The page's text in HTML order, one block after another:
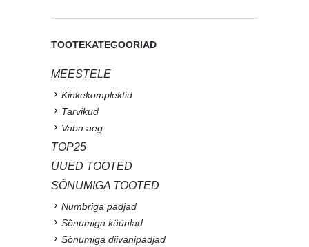
TOOTEKATEGOORIAD
MEESTELE
Kinkekomplektid
Tarvikud
Vaba aeg
TOP25
UUED TOOTED
SÕNUMIGA TOOTED
Numbriga padjad
Sõnumiga küünlad
Sõnumiga diivanipadjad